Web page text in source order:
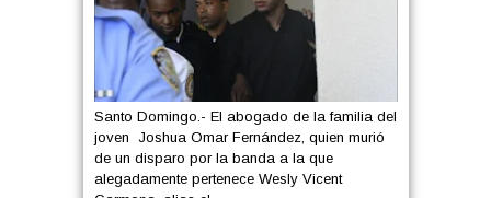
Santo Domingo.- El abogado de la familia del
joven Joshua Omar Fernández, quien murió
de un disparo por la banda a la que
alegadamente pertenece Wesly Vicent